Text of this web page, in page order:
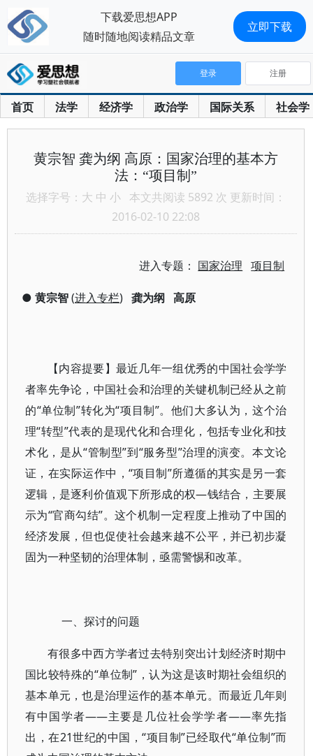
首页 法学 经济学 政治学 国际关系 社会学
登录 注册
黄宗智 龚为纲 高原：国家治理的基本方
法：“项目制”
选择字号： 大 中 小 本文共阅读 5892 次 更新时间：
2016-02-10 22:08
进入专题： 国家治理 项目制
● 黄宗智(进入专栏)龚为纲 高原
【内容提要】最近几年一组优秀的中国社会学学
者率先争论，中国社会和治理的关键机制已经从之前
的“单位制”转化为“项目制”。他们大多认为，这个治
理“转型”代表的是现代化和合理化，包括专业化和技
术化，是从“管制型”到“服务型”治理的演变。本文论
证，在实际运作中，“项目制”所遵循的其实是另一套
逻辑，是逐利价值观下所形成的权—钱结合，主要展
示为“官商勾结”。这个机制一定程度上推动了中国的
经济发展，但也促使社会越来越不公平，并已初步凝
固为一种坚韧的治理体制，亟需警惕和改革。
一、探讨的问题
有很多中西方学者过去特别突出计划经济时期中
国比较特殊的“单位制”，认为这是该时期社会组织的
基本单元，也是治理运作的基本单元。而最近几年则
有中国学者——主要是几位社会学学者——率先指
出，在21世纪的中国，“项目制”已经取代“单位制”而
下载爱思想APP
随时随地阅读精品文章
立即下载